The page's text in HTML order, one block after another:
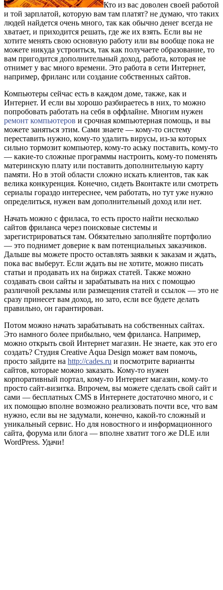
Кто из вас доволен своей работой
и той зарплатой, которую вам там платят? не думаю, что таких
людей найдется очень много, так как обычно денег всегда не
хватает, и приходится решать, где же их взять. Если вы не
хотите менять свою основную работу или вы вообще пока не
можете никуда устроиться, так как получаете образование, то
вам пригодится дополнительный доход, работа, которая не
отнимет у вас много времени. Это работа в сети Интернет,
например, фриланс или создание собственных сайтов.
Компьютеры сейчас есть в каждом доме, также, как и
Интернет. И если вы хорошо разбираетесь в них, то можно
попробовать работать на себя в оффлайне. Многим нужен
ремонт компьютеров и срочная компьютерная помощь, и вы
можете заняться этим. Сами знаете — кому-то систему
переставить нужно, кому-то удалить вирусы, из-за которых
сильно тормозит компьютер, кому-то аську поставить, кому-то
— какие-то сложные программы настроить, кому-то поменять
материнскую плату или поставить дополнительную карту
памяти. Но в этой области сложно искать клиентов, так как
велика конкуренция. Конечно, сидеть Вконтакте или смотреть
сериалы гораздо интереснее, чем работать, но тут уже нужно
определиться, нужен вам дополнительный доход или нет.
Начать можно с фриласа, то есть просто найти несколько
сайтов фриланса через поисковые системы и
зарегистрироваться там. Обязательно заполняйте портфолио
— это поднимет доверие к вам потенциальных заказчиков.
Дальше вы можете просто оставлять заявки к заказам и ждать,
пока вас выберут. Если ждать вы не хотите, можно писать
статьи и продавать их на биржах статей. Также можно
создавать свои сайты и зарабатывать на них с помощью
различной рекламы или размещения статей и ссылок — это не
сразу принесет вам доход, но зато, если все будете делать
правильно, он гарантирован.
Потом можно начать зарабатывать на собственных сайтах.
Это намного более прибыльно, чем фриланса. Например,
можно открыть свой Интернет магазин. Не знаете, как это его
создать? Студия Creative Aqua Design может вам помочь,
просто зайдите на http://cades.ru и посмотрите варианты
сайтов, которые можно заказать. Кому-то нужен
корпоративный портал, кому-то Интернет магазин, кому-то
просто сайт-визитка. Впрочем, вы можете сделать свой сайт и
сами — бесплатных CMS в Интернете достаточно много, и с
их помощью вполне возможно реализовать почти все, что вам
нужно, если вы не задумали, конечно, какой-то сложный и
уникальный сервис. Но для новостного и информационного
сайта, форума или блога — вполне хватит того же DLE или
WordPress. Удачи!